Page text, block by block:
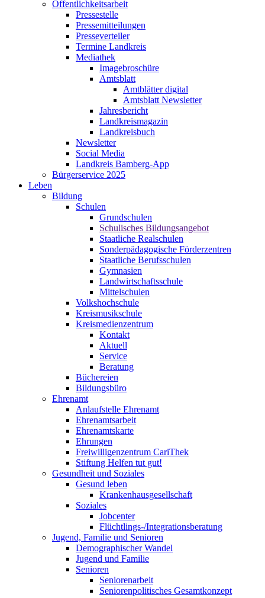
Öffentlichkeitsarbeit
Pressestelle
Pressemitteilungen
Presseverteiler
Termine Landkreis
Mediathek
Imagebroschüre
Amtsblatt
Amtblätter digital
Amtsblatt Newsletter
Jahresbericht
Landkreismagazin
Landkreisbuch
Newsletter
Social Media
Landkreis Bamberg-App
Bürgerservice 2025
Leben
Bildung
Schulen
Grundschulen
Schulisches Bildungsangebot
Staatliche Realschulen
Sonderpädagogische Förderzentren
Staatliche Berufsschulen
Gymnasien
Landwirtschaftsschule
Mittelschulen
Volkshochschule
Kreismusikschule
Kreismedienzentrum
Kontakt
Aktuell
Service
Beratung
Büchereien
Bildungsbüro
Ehrenamt
Anlaufstelle Ehrenamt
Ehrenamtsarbeit
Ehrenamtskarte
Ehrungen
Freiwilligenzentrum CariThek
Stiftung Helfen tut gut!
Gesundheit und Soziales
Gesund leben
Krankenhausgesellschaft
Soziales
Jobcenter
Flüchtlings-/Integrationsberatung
Jugend, Familie und Senioren
Demographischer Wandel
Jugend und Familie
Senioren
Seniorenarbeit
Seniorenpolitisches Gesamtkonzept